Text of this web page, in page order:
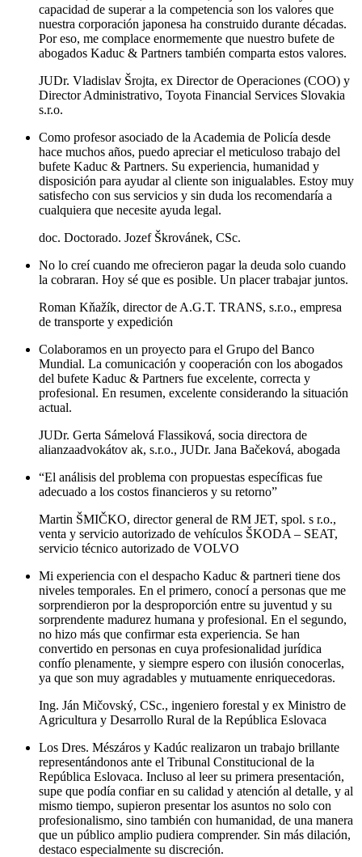
capacidad de superar a la competencia son los valores que
nuestra corporación japonesa ha construido durante décadas.
Por eso, me complace enormemente que nuestro bufete de
abogados Kaduc & Partners también comparta estos valores.
JUDr. Vladislav Šrojta, ex Director de Operaciones (COO) y
Director Administrativo, Toyota Financial Services Slovakia
s.r.o.
Como profesor asociado de la Academia de Policía desde
hace muchos años, puedo apreciar el meticuloso trabajo del
bufete Kaduc & Partners. Su experiencia, humanidad y
disposición para ayudar al cliente son inigualables. Estoy muy
satisfecho con sus servicios y sin duda los recomendaría a
cualquiera que necesite ayuda legal.
doc. Doctorado. Jozef Škrovánek, CSc.
No lo creí cuando me ofrecieron pagar la deuda solo cuando
la cobraran. Hoy sé que es posible. Un placer trabajar juntos.
Roman Kňažík, director de A.G.T. TRANS, s.r.o., empresa
de transporte y expedición
Colaboramos en un proyecto para el Grupo del Banco
Mundial. La comunicación y cooperación con los abogados
del bufete Kaduc & Partners fue excelente, correcta y
profesional. En resumen, excelente considerando la situación
actual.
JUDr. Gerta Sámelová Flassiková, socia directora de
alianzaadvokátov ak, s.r.o., JUDr. Jana Bačeková, abogada
“El análisis del problema con propuestas específicas fue
adecuado a los costos financieros y su retorno”
Martin ŠMIČKO, director general de RM JET, spol. s r.o.,
venta y servicio autorizado de vehículos ŠKODA – SEAT,
servicio técnico autorizado de VOLVO
Mi experiencia con el despacho Kaduc & partneri tiene dos
niveles temporales. En el primero, conocí a personas que me
sorprendieron por la desproporción entre su juventud y su
sorprendente madurez humana y profesional. En el segundo,
no hizo más que confirmar esta experiencia. Se han
convertido en personas en cuya profesionalidad jurídica
confío plenamente, y siempre espero con ilusión conocerlas,
ya que son muy agradables y mutuamente enriquecedoras.
Ing. Ján Mičovský, CSc., ingeniero forestal y ex Ministro de
Agricultura y Desarrollo Rural de la República Eslovaca
Los Dres. Mészáros y Kadúc realizaron un trabajo brillante
representándonos ante el Tribunal Constitucional de la
República Eslovaca. Incluso al leer su primera presentación,
supe que podía confiar en su calidad y atención al detalle, y al
mismo tiempo, supieron presentar los asuntos no solo con
profesionalismo, sino también con humanidad, de una manera
que un público amplio pudiera comprender. Sin más dilación,
destaco especialmente su discreción.